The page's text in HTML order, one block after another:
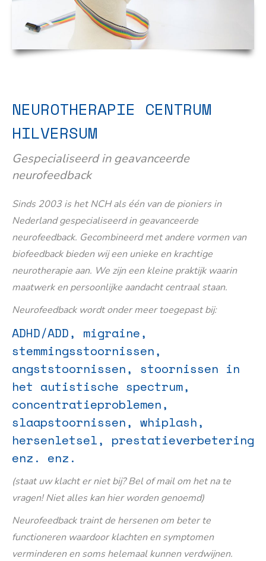
NEUROTHERAPIE CENTRUM
HILVERSUM
Gespecialiseerd in geavanceerde
neurofeedback
Sinds 2003 is het NCH als één van de pioniers in
Nederland gespecialiseerd in geavanceerde
neurofeedback. Gecombineerd met andere vormen van
biofeedback bieden wij een unieke en krachtige
neurotherapie aan. We zijn een kleine praktijk waarin
maatwerk en persoonlijke aandacht centraal staan.
Neurofeedback wordt onder meer toegepast bij:
ADHD/ADD, migraine,
stemmingsstoornissen,
angststoornissen, stoornissen in
het autistische spectrum,
concentratieproblemen,
slaapstoornissen, whiplash,
hersenletsel, prestatieverbetering
enz. enz.
(staat uw klacht er niet bij? Bel of mail om het na te
vragen! Niet alles kan hier worden genoemd)
Neurofeedback traint de hersenen om beter te
functioneren waardoor klachten en symptomen
verminderen en soms helemaal kunnen verdwijnen.